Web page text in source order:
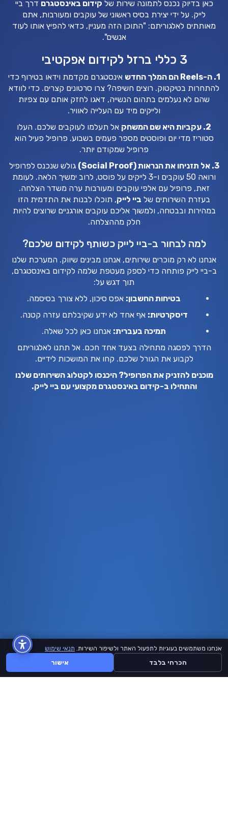
כאן בדיוק נכנס לתמונה שירות של קידום באינסטגרם דרך ביי
לייק. על ידי יצירת בסיס ראשוני של עוקבים ומעורבות, אתם
מאותתים לאלגוריתם: "התוכן הזה מעניין, כדאי להפיץ אותו לעוד
אנשים".
3 כללי ברזל לקידום אפקטיבי
1. ה-Reels הם המלך החדש
אינסטגרם מקדמת וידאו בטירוף כדי
להתחרות בטיקטוק. רוצים חשיפה? צרו סרטונים קצרים. כדי לוודא
שהם לא נעלמים בתהום הנשייה, דאגו לחזק אותם עם צפיות
ולייקים מיד עם העלייה לאוויר.
2. עקביות היא שם המשחק
אל תעלמו לעוקבים שלכם. העלו
סטוריז מדי יום ופוסטים מספר פעמים בשבוע. פרופיל פעיל הוא
פרופיל שמקודם יותר.
3. אל תזניחו את הנראות (Social Proof)
גולש שנכנס לפרופיל
ורואה 50 עוקבים ו-3 לייקים על פוסט, לרוב ימשיך הלאה. לעומת
זאת, פרופיל עם אלפי עוקבים ומעורבות ערה משדר הצלחה.
בעזרת השירותים של ביי לייק, תוכלו לבנות את התדמית הזו
במהירות ובבטחה, ולמשוך אליכם עוקבים אורגניים שרוצים להיות
חלק מההצלחה.
למה לבחור ב-ביי לייק כשותף לקידום שלכם?
אנחנו לא רק מוכרים שירותים, אנחנו מבינים שיווק. המערכת שלנו
ב-ביי לייק פותחה כדי לספק מעטפת שלמה לקידום באינסטגרם,
תוך דגש על:
בטיחות החשבון: אפס סיכון, ללא צורך בסיסמה.
דיסקרטיות: אף אחד לא ידע שקיבלתם עזרה קטנה.
תמיכה בעברית: אנחנו כאן לכל שאלה.
הדרך לפסגה מתחילה בצעד אחד חכם. אל תתנו לאלגוריתם
לקבוע את הגורל שלכם. קחו את המושכות לידיים.
מוכנים להזניק את הפרופיל? היכנסו לקטלוג השירותים שלנו
והתחילו ב-קידום באינסטגרם מקצועי עם ביי לייק.
אנחנו משתמשים בעוגיות לתפעול האתר ולשיפור השירות. תנאי שימוש
הכרחי בלבד אישור